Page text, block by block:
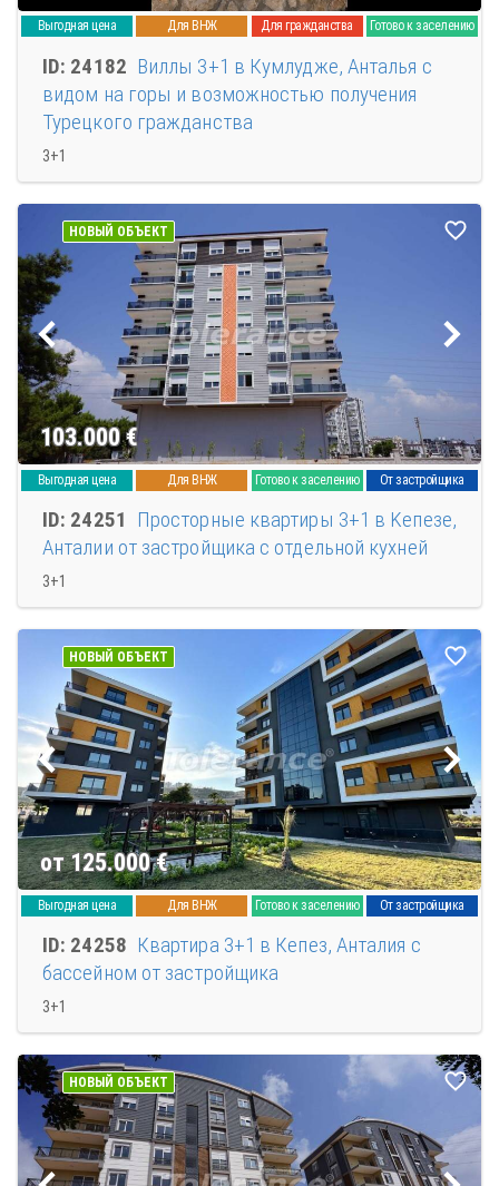
Выгодная цена Для ВНЖ Для гражданства Готово к заселению
ID: 24182 Виллы 3+1 в Кумлудже, Анталья с
видом на горы и возможностью получения
Турецкого гражданства
3+1
103.000€
НОВЫЙ ОБЪЕКТ
Выгодная цена Для ВНЖ Готово к заселению От застройщика
ID: 24251
Просторные квартиры 3+1 в Keпезе,
Анталии от застройщика с отдельной кухней
3+1
от 125.000€
НОВЫЙ ОБЪЕКТ
Выгодная цена Для ВНЖ Готово к заселению От застройщика
ID: 24258 Квартира 3+1 в Кепез, Анталия с
бассейном от застройщика
3+1
НОВЫЙ ОБЪЕКТ